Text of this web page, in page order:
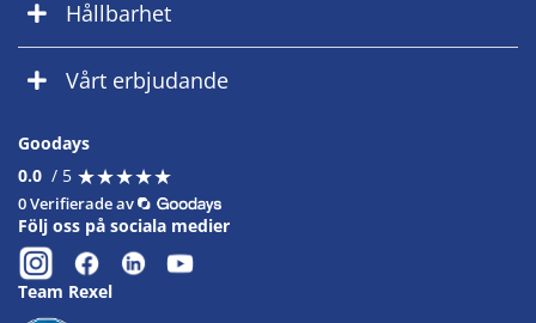
Hållbarhet
Vårt erbjudande
Goodays
0.0 / 5 ★★★★★
★★★★★
0 Verifierade av
Följ oss på sociala medier
Team Rexel